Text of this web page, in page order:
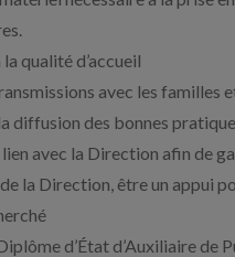
qualité d’accueil
avec les familles
diffusion des bonnes
avec la Direction afin de
de la Direction, être un appui
d’État d’Auxiliaire de